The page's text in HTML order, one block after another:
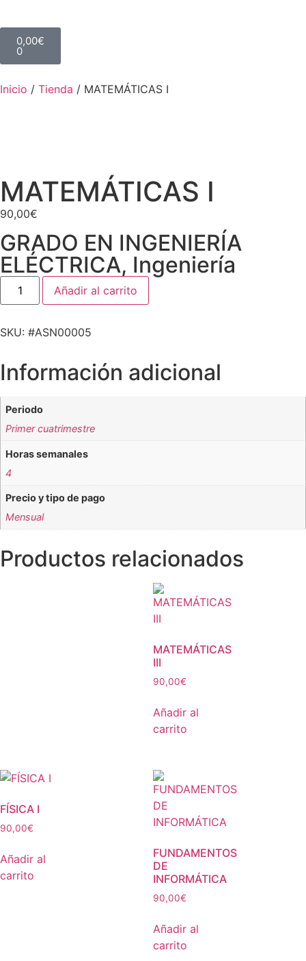
0,00€
0
Inicio / Tienda / MATEMÁTICAS I
MATEMÁTICAS I
90,00€
GRADO EN INGENIERÍA
ELÉCTRICA, Ingeniería
Añadir al carrito
SKU: #ASN00005
Información adicional
Periodo
Primer cuatrimestre
Horas semanales
4
Precio y tipo de pago
Mensual
Productos relacionados
MATEMÁTICAS
III
90,00€
Añadir al
carrito
FÍSICA I
90,00€
Añadir al
carrito
FUNDAMENTOS
DE
INFORMÁTICA
90,00€
Añadir al
carrito